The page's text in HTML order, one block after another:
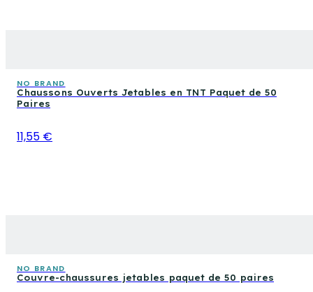
NO BRAND
Chaussons Ouverts Jetables en TNT Paquet de 50
Paires
11,55 €
NO BRAND
Couvre-chaussures jetables paquet de 50 paires